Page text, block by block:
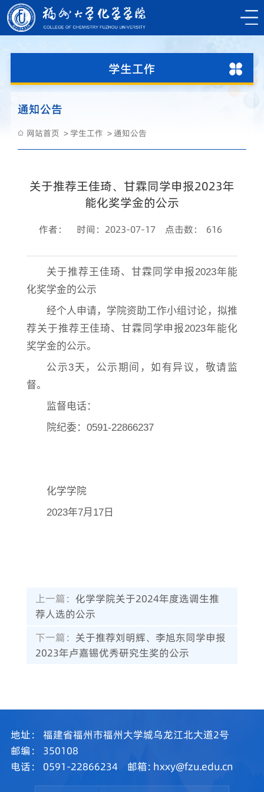
学生工作
通知公告
网站首页 学生工作 通知公告
关于推荐王佳琦、甘霖同学申报2023年
能化奖学金的公示
作者： 时间：2023-07-17 点击数： 616
关于推荐王佳琦、甘霖同学申报2023年能
化奖学金的公示
经个人申请，学院资助工作小组讨论，拟推
荐关于推荐王佳琦、甘霖同学申报2023年能化
奖学金的公示。
公示3天，公示期间，如有异议，敬请监
督。
监督电话：
院纪委：0591-22866237
化学学院
2023年7月17日
上一篇：化学学院关于2024年度选调生推
荐人选的公示
下一篇： 关于推荐刘明辉、李旭东同学申报
2023年卢嘉锡优秀研究生奖的公示
地址：
福建省福州市福州大学城乌龙江北大道2号
邮编：
350108
电话：
0591-22866234 邮箱: hxxy@fzu.edu.cn